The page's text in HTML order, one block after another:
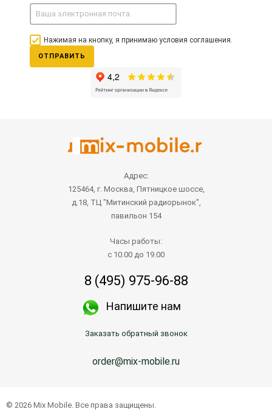
Нажимая на кнопку, я принимаю условия соглашения.
ОТПРАВИТЬ
Адрес:
125464, г. Москва, Пятницкое шоссе,
д.18, ТЦ "Митинский радиорынок",
павильон 154
Часы работы:
с 10.00 до 19.00
8 (495) 975-96-88
Напишите нам
Заказать обратный звонок
order@mix-mobile.ru
© 2026 Mix Mobile. Все права защищены.